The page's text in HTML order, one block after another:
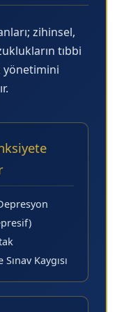
zihinsel,
tıbbi
yönetimini
Kaygısı